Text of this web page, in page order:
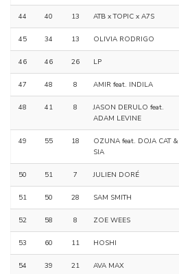
44 40 13 ATB x TOPIC x A7S
45 34 13 OLIVIA RODRIGO
46 46 26 LP
47 48 8 AMIR feat. INDILA
48 41 8
JASON DERULO feat.
ADAM LEVINE
49 55 18
OZUNA feat. DOJA CAT &
SIA
50 51 7 JULIEN DORÉ
51 50 28 SAM SMITH
52 58 8 ZOE WEES
53 60 11 HOSHI
54 39 21 AVA MAX